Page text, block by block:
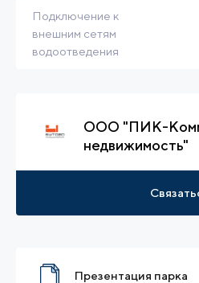
Подключение к
внешним сетям
водоотведения
ООО "ПИК-
недвижимость"
Презентация парка